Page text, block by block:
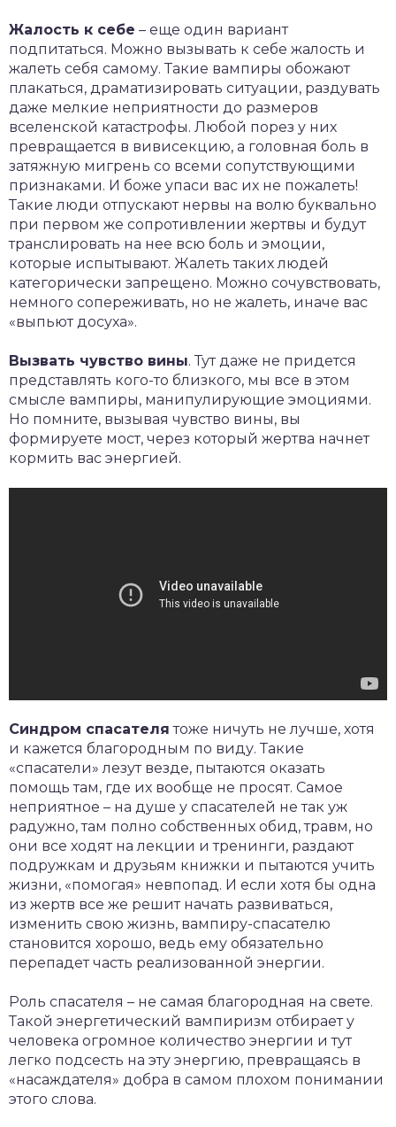
Жалость к себе – еще один вариант
подпитаться. Можно вызывать к себе жалость и
жалеть себя самому. Такие вампиры обожают
плакаться, драматизировать ситуации, раздувать
даже мелкие неприятности до размеров
вселенской катастрофы. Любой порез у них
превращается в вивисекцию, а головная боль в
затяжную мигрень со всеми сопутствующими
признаками. И боже упаси вас их не пожалеть!
Такие люди отпускают нервы на волю буквально
при первом же сопротивлении жертвы и будут
транслировать на нее всю боль и эмоции,
которые испытывают. Жалеть таких людей
категорически запрещено. Можно сочувствовать,
немного сопереживать, но не жалеть, иначе вас
«выпьют досуха».
Вызвать чувство вины. Тут даже не придется
представлять кого-то близкого, мы все в этом
смысле вампиры, манипулирующие эмоциями.
Но помните, вызывая чувство вины, вы
формируете мост, через который жертва начнет
кормить вас энергией.
Синдром спасателя тоже ничуть не лучше, хотя
и кажется благородным по виду. Такие
«спасатели» лезут везде, пытаются оказать
помощь там, где их вообще не просят. Самое
неприятное – на душе у спасателей не так уж
радужно, там полно собственных обид, травм, но
они все ходят на лекции и тренинги, раздают
подружкам и друзьям книжки и пытаются учить
жизни, «помогая» невпопад. И если хотя бы одна
из жертв все же решит начать развиваться,
изменить свою жизнь, вампиру-спасателю
становится хорошо, ведь ему обязательно
перепадет часть реализованной энергии.
Роль спасателя – не самая благородная на свете.
Такой энергетический вампиризм отбирает у
человека огромное количество энергии и тут
легко подсесть на эту энергию, превращаясь в
«насаждателя» добра в самом плохом понимании
этого слова.